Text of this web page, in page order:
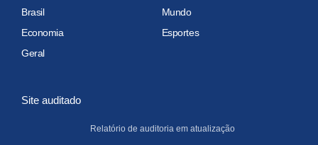
Brasil
Mundo
Economia
Esportes
Geral
Site auditado
Relatório de auditoria em atualização